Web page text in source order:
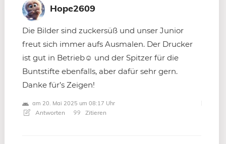
Hope2609
Die Bilder sind zuckersüß und unser Junior
freut sich immer aufs Ausmalen. Der Drucker
ist gut in Betrieb☺ und der Spitzer für die
Buntstifte ebenfalls, aber dafür sehr gern.
Danke für’s Zeigen!
am 20. Mai 2025 um 08:17 Uhr
Antworten Zitieren